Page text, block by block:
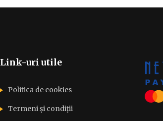
Link-uri utile
Politica de cookies
Termeni și condiții